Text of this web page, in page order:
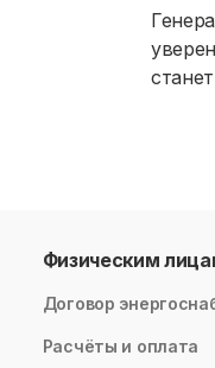
Физическим
Договор
Расчёты и оплата